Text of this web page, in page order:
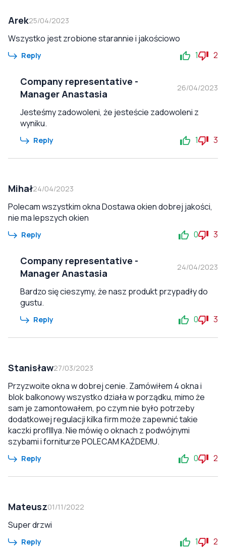
Arek25/04/2023
Wszystko jest zrobione starannie i jakościowo
Reply 1 2
Company representative -
Manager Anastasia
26/04/2023
Jesteśmy zadowoleni, że jesteście zadowoleni z
wyniku.
Reply 1 3
Mihał24/04/2023
Polecam wszystkim okna Dostawa okien dobrej jakości,
nie ma lepszych okien
Reply 0 3
Company representative -
Manager Anastasia
24/04/2023
Bardzo się cieszymy, że nasz produkt przypadły do
gustu.
Reply 0 3
Stanisław27/03/2023
Przyzwoite okna w dobrej cenie. Zamówiłem 4 okna i
blok balkonowy wszystko działa w porządku, mimo że
sam je zamontowałem, po czym nie było potrzeby
dodatkowej regulacji kilka firm może zapewnić takie
kaczki profIllya. Nie mówię o oknach z podwójnymi
szybami i forniturze POLECAM KAŻDEMU.
Reply 0 2
Mateusz01/11/2022
Super drzwi
Reply 1 2